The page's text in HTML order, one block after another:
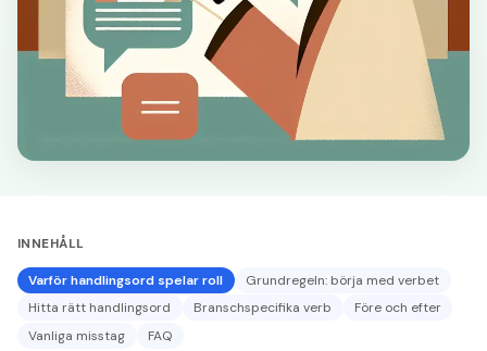
INNEHÅLL
Varför handlingsord spelar roll
Grundregeln: börja med verbet
Hitta rätt handlingsord
Branschspecifika verb
Före och efter
Vanliga misstag
FAQ